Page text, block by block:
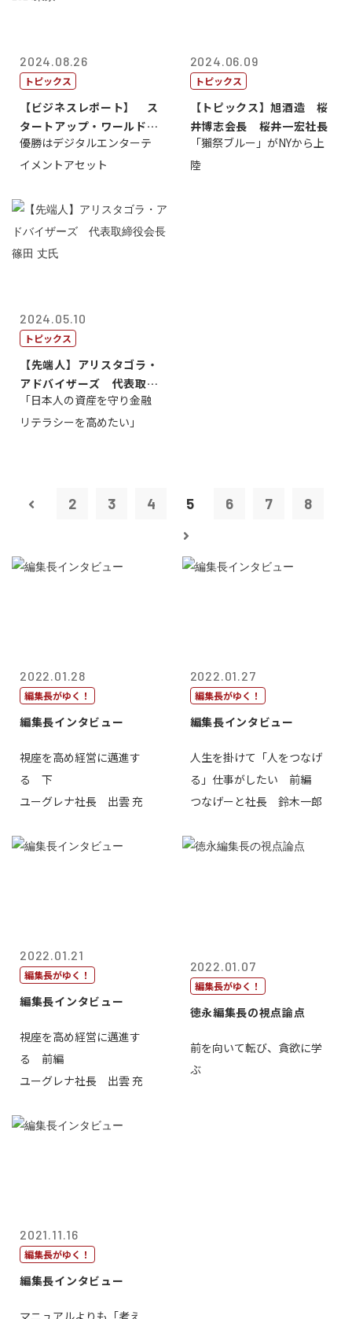
2024.08.26
トピックス
【ビジネスレポート】 ス
タートアップ・ワールドカ
ップ2024...
優勝はデジタルエンターテ
イメントアセット
2024.06.09
トピックス
【トピックス】旭酒造 桜
井博志会長 桜井一宏社長
「獺祭ブルー」がNYから上
陸
2024.05.10
トピックス
【先端人】アリスタゴラ・
アドバイザーズ 代表取締
役会長 篠田...
「日本人の資産を守り金融
リテラシーを高めたい」
2 3 4 5 6 7 8
2022.01.28
編集長がゆく！
編集長インタビュー
視座を高め経営に邁進す
る 下
ユーグレナ社長 出雲 充
2022.01.27
編集長がゆく！
編集長インタビュー
人生を掛けて「人をつなげ
る」仕事がしたい 前編
つなげーと社長 鈴木一郎
2022.01.21
編集長がゆく！
編集長インタビュー
視座を高め経営に邁進す
る 前編
ユーグレナ社長 出雲 充
2022.01.07
編集長がゆく！
徳永編集長の視点論点
前を向いて転び、貪欲に学
ぶ
2021.11.16
編集長がゆく！
編集長インタビュー
マニュアルよりも「考え